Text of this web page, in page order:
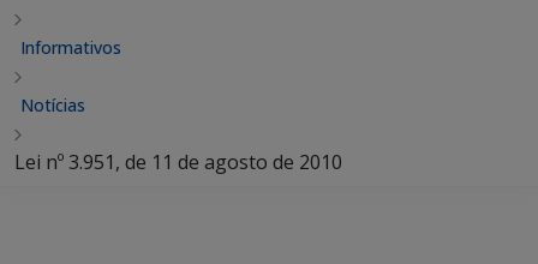
Informativos
Notícias
Lei nº 3.951, de 11 de agosto de 2010